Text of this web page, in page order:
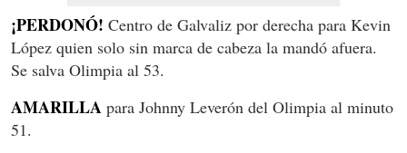
¡PERDONÓ! Centro de Galvaliz por derecha para Kevin
López quien solo sin marca de cabeza la mandó afuera.
Se salva Olimpia al 53.
AMARILLA para Johnny Leverón del Olimpia al minuto
51.